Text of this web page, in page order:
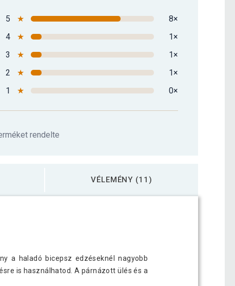
5 ★
8×
4
★
1×
3
★
1×
2
★
1×
1
★ 0×
rendelte
VÉLEMÉNY (11)
a haladó bicepsz edzéseknél nagyobb
is használhatod. A párnázott ülés és a